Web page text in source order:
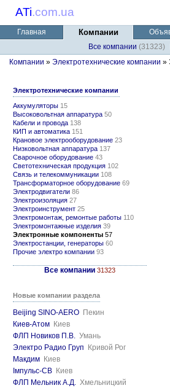
ATi.com.ua
Главная Компании
Все компании (31323)
Компании » Электротехнические компании »
Электротехнические компании
Аккумуляторы 15
Высоковольтная аппаратура 50
Кабели и провода 138
КИП и автоматика 151
Крановое электрооборудование 23
Низковольтная аппаратура 137
Сварочное оборудование 43
Светотехническая продукция 102
Связь и телекоммуникации 108
Трансформаторное оборудование 69
Электродвигатели 86
Электроизоляция 27
Электроинструмент 25
Электромонтаж, ремонтые работы 110
Электромонтажные изделия 39
Электронные компоненты 57
Электростанции, генераторы 60
Прочие электро компании 93
Все компании 31323
Новые компании раздела
Beijing SINO-AERO Пекин
Киев-Атом Киев
ФЛП Новиков П.В. Умань
Электро Радио Груп
Кривой Рог
Макдим Киев
Імпульс-СВ Киев
ФЛП Мельник А.Д. Хмельницкий